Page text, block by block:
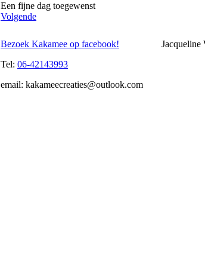
Een fijne dag toegewenst
Volgende
Bezoek Kakamee op facebook!
Jacqueline
Tel: 06-42143993
email: kakameecreaties@outlook.com